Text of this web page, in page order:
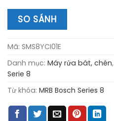
SO SÁNH
Mã: SMS8YCI01E
Danh mục: Máy rửa bát, chén,
Serie 8
Từ khóa: MRB Bosch Series 8